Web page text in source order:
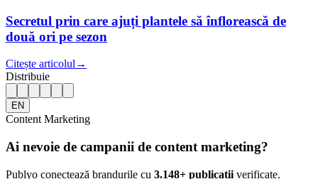
Secretul prin care ajuți plantele să înflorească de
două ori pe sezon
Citește articolul →
Distribuie
EN
Content Marketing
Ai nevoie de campanii de content marketing?
Publyo conectează brandurile cu 3.148+ publicații verificate.